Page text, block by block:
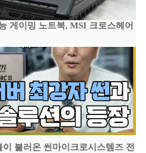
게이밍 노트북, MSI 크로스헤어
불러온 썬마이크로시스템즈 전